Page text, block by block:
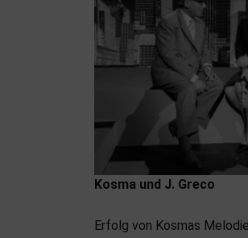
Kosma und J. Greco
Erfolg von Kosmas